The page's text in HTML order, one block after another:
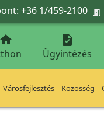
+36 1/459-2100 
 
Ügyintézés
Városfejlesztés Közösség